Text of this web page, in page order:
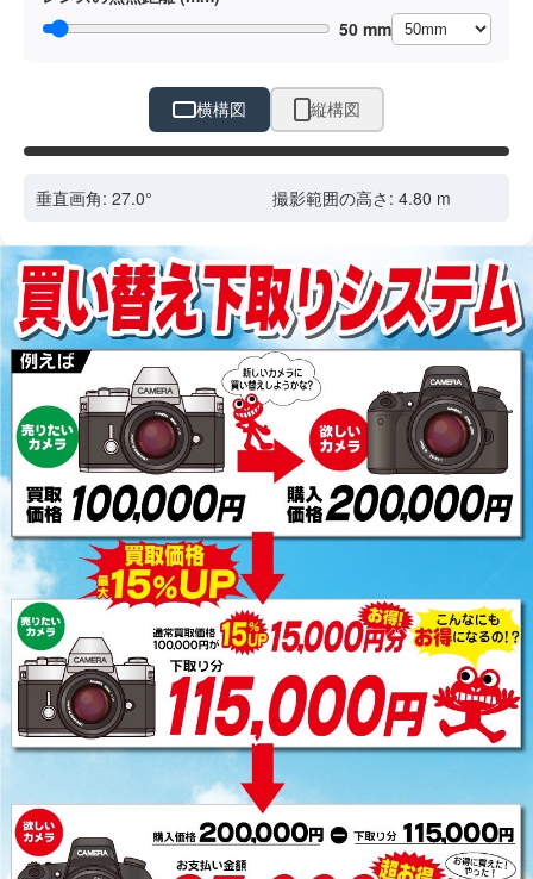
50 mm
横構図
縦構図
ドラッグで位置調整
垂直画角: 27.0° 撮影範囲の高さ: 4.80 m